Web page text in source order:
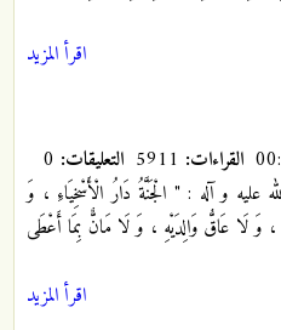
اقرأ المزيد
القراءات: التعليقات:
عليه و آله : "‏ الْجَنَّةُ دَارُ الْأَسْخِيَاءِ ، وَ
وَ لَا عَاقُّ وَالِدَيْهِ ، وَ لَا مَانٌّ بِمَا أَعْطَى
اقرأ المزيد